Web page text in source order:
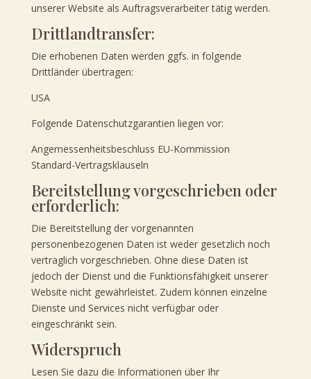
unserer Website als Auftragsverarbeiter tätig werden.
Drittlandtransfer:
Die erhobenen Daten werden ggfs. in folgende
Drittländer übertragen:
USA
Folgende Datenschutzgarantien liegen vor:
Angemessenheitsbeschluss EU-Kommission
Standard-Vertragsklauseln
Bereitstellung vorgeschrieben oder
erforderlich:
Die Bereitstellung der vorgenannten
personenbezogenen Daten ist weder gesetzlich noch
vertraglich vorgeschrieben. Ohne diese Daten ist
jedoch der Dienst und die Funktionsfähigkeit unserer
Website nicht gewährleistet. Zudem können einzelne
Dienste und Services nicht verfügbar oder
eingeschränkt sein.
Widerspruch
Lesen Sie dazu die Informationen über Ihr